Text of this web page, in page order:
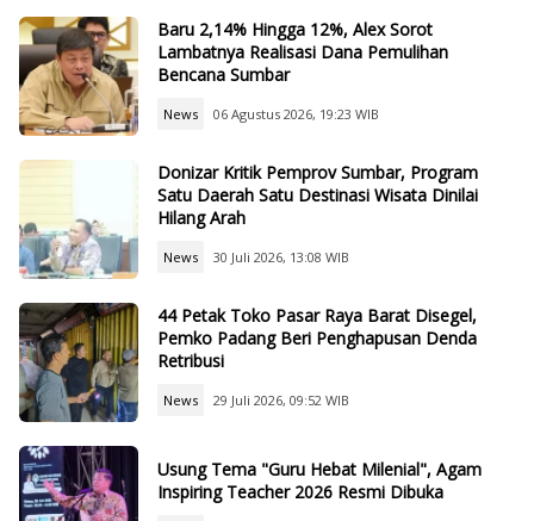
Baru 2,14% Hingga 12%, Alex Sorot
Lambatnya Realisasi Dana Pemulihan
Bencana Sumbar
News 06 Agustus 2026, 19:23 WIB
Donizar Kritik Pemprov Sumbar, Program
Satu Daerah Satu Destinasi Wisata Dinilai
Hilang Arah
News 30 Juli 2026, 13:08 WIB
44 Petak Toko Pasar Raya Barat Disegel,
Pemko Padang Beri Penghapusan Denda
Retribusi
News 29 Juli 2026, 09:52 WIB
Usung Tema "Guru Hebat Milenial", Agam
Inspiring Teacher 2026 Resmi Dibuka